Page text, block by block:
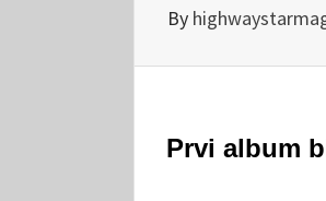
By
Prvi album